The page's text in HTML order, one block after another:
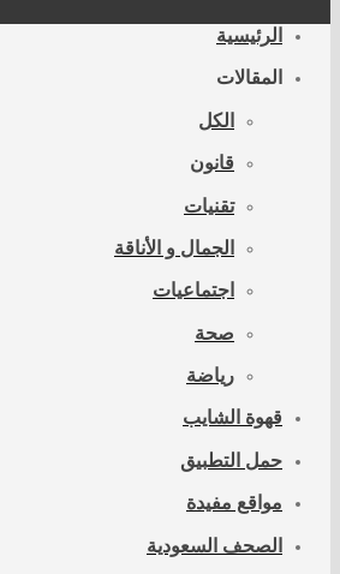
الرئيسية
المقالات
الكل
قانون
تقنيات
الجمال و الأناقة
اجتماعيات
صحة
رياضة
قهوة الشايب
حمل التطبيق
مواقع مفيدة
الصحف السعودية